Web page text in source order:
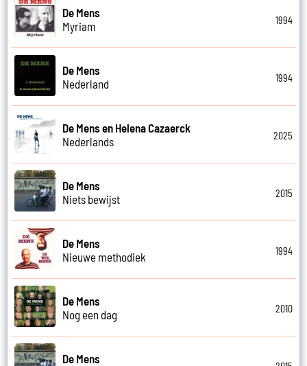
De Mens
Myriam
1994
De Mens
Nederland
1994
De Mens en Helena Cazaerck
Nederlands
2025
De Mens
Niets bewijst
2015
De Mens
Nieuwe methodiek
1994
De Mens
Nog een dag
2010
De Mens